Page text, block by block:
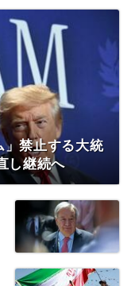
」禁止する大統
し継続へ